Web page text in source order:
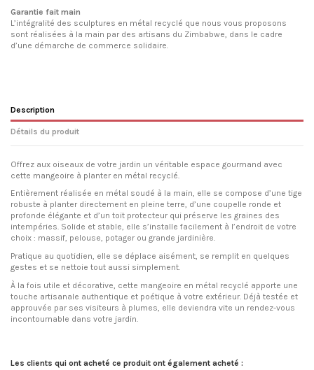
Garantie fait main
L’intégralité des sculptures en métal recyclé que nous vous proposons
sont réalisées à la main par des artisans du Zimbabwe, dans le cadre
d’une démarche de commerce solidaire.
Description
Détails du produit
Offrez aux oiseaux de votre jardin un véritable espace gourmand avec
cette mangeoire à planter en métal recyclé.
Entièrement réalisée en métal soudé à la main, elle se compose d’une tige
robuste à planter directement en pleine terre, d’une coupelle ronde et
profonde élégante et d’un toit protecteur qui préserve les graines des
intempéries. Solide et stable, elle s’installe facilement à l’endroit de votre
choix : massif, pelouse, potager ou grande jardinière.
Pratique au quotidien, elle se déplace aisément, se remplit en quelques
gestes et se nettoie tout aussi simplement.
À la fois utile et décorative, cette mangeoire en métal recyclé apporte une
touche artisanale authentique et poétique à votre extérieur. Déjà testée et
approuvée par ses visiteurs à plumes, elle deviendra vite un rendez-vous
incontournable dans votre jardin.
Les clients qui ont acheté ce produit ont également acheté :